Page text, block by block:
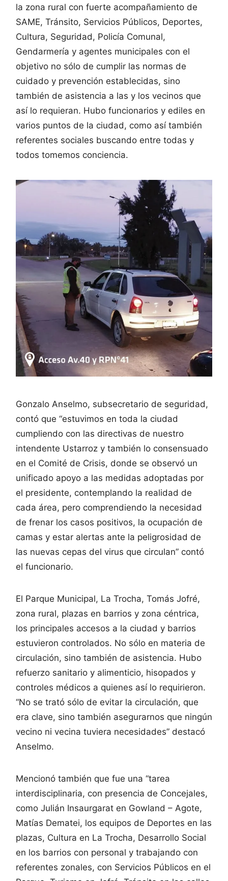
la zona rural con fuerte acompañamiento de
SAME, Tránsito, Servicios Públicos, Deportes,
Cultura, Seguridad, Policía Comunal,
Gendarmería y agentes municipales con el
objetivo no sólo de cumplir las normas de
cuidado y prevención establecidas, sino
también de asistencia a las y los vecinos que
así lo requieran. Hubo funcionarios y ediles en
varios puntos de la ciudad, como así también
referentes sociales buscando entre todas y
todos tomemos conciencia.
Gonzalo Anselmo, subsecretario de seguridad,
contó que “estuvimos en toda la ciudad
cumpliendo con las directivas de nuestro
intendente Ustarroz y también lo consensuado
en el Comité de Crisis, donde se observó un
unificado apoyo a las medidas adoptadas por
el presidente, contemplando la realidad de
cada área, pero comprendiendo la necesidad
de frenar los casos positivos, la ocupación de
camas y estar alertas ante la peligrosidad de
las nuevas cepas del virus que circulan” contó
el funcionario.
El Parque Municipal, La Trocha, Tomás Jofré,
zona rural, plazas en barrios y zona céntrica,
los principales accesos a la ciudad y barrios
estuvieron controlados. No sólo en materia de
circulación, sino también de asistencia. Hubo
refuerzo sanitario y alimenticio, hisopados y
controles médicos a quienes así lo requirieron.
“No se trató sólo de evitar la circulación, que
era clave, sino también asegurarnos que ningún
vecino ni vecina tuviera necesidades” destacó
Anselmo.
Mencionó también que fue una “tarea
interdisciplinaria, con presencia de Concejales,
como Julián Insaurgarat en Gowland – Agote,
Matías Dematei, los equipos de Deportes en las
plazas, Cultura en La Trocha, Desarrollo Social
en los barrios con personal y trabajando con
referentes zonales, con Servicios Públicos en el